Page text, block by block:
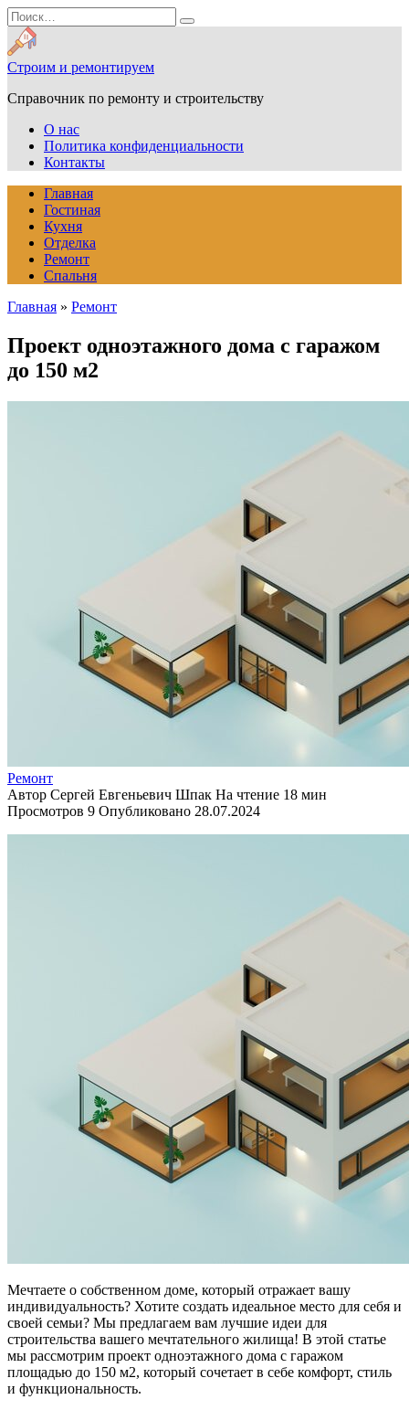
Перейти
к
содержанию
Search
for:
Строим и ремонтируем
Справочник по ремонту и строительству
О нас
Политика конфиденциальности
Контакты
Главная
Гостиная
Кухня
Отделка
Ремонт
Спальня
Главная » Ремонт
Проект одноэтажного дома с гаражом
до 150 м2
Ремонт
Автор Сергей Евгеньевич Шпак На чтение 18 мин
Просмотров 9 Опубликовано 28.07.2024
Мечтаете о собственном доме, который отражает вашу
индивидуальность? Хотите создать идеальное место для себя и
своей семьи? Мы предлагаем вам лучшие идеи для
строительства вашего мечтательного жилища! В этой статье
мы рассмотрим проект одноэтажного дома с гаражом
площадью до 150 м2, который сочетает в себе комфорт, стиль
и функциональность.